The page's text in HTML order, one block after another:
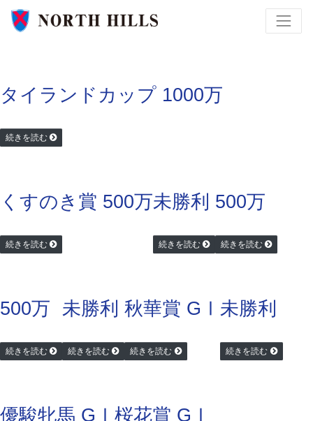
タイランドカップ 1000万
続きを読む
くすのき賞 500万
続きを読む
未勝利
続きを読む
500万
続きを読む
500万
続きを読む
未勝利
続きを読む
秋華賞 GⅠ
続きを読む
未勝利
続きを読む
優駿牝馬 GⅠ 桜花賞 GⅠ